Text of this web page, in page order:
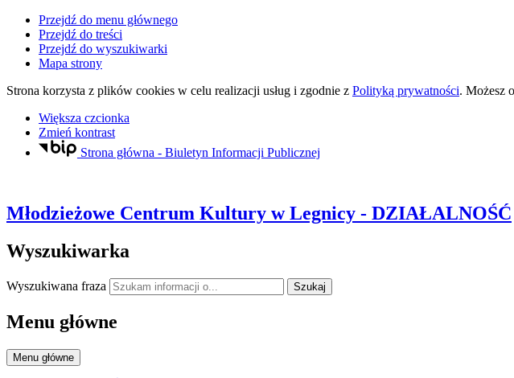
Przejdź do menu głównego
Przejdź do treści
Przejdź do wyszukiwarki
Mapa strony
Strona korzysta z plików cookies w celu realizacji usług i zgodnie z Polityką prywatności. Możesz
Większa czcionka
Zmień kontrast
Strona główna - Biuletyn Informacji Publicznej
Młodzieżowe Centrum Kultury w Legnicy - DZIAŁALNOŚĆ
Wyszukiwarka
Wyszukiwana fraza Szukaj
Menu główne
Menu główne